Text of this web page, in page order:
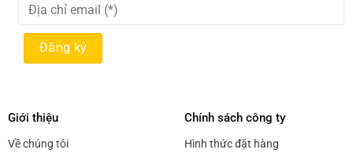
Giới thiệu
Về chúng tôi
Chính sách công ty
Hình thức đặt hàng